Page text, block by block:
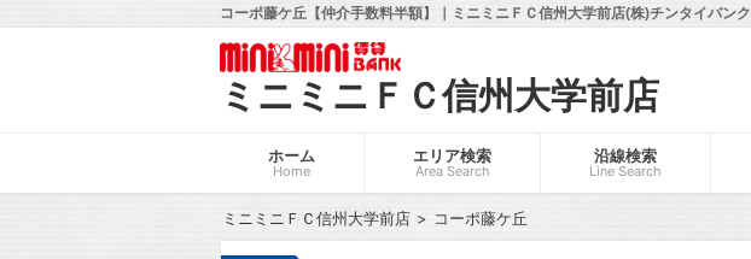
コーポ藤ケ丘【仲介手数料半額】｜ミニミニＦＣ信州大学前店(株)チンタイバンク
ミニミニＦＣ信州大学前店
ホーム
Home
エリア検索
Area Search
沿線検索
Line Search
ミニミニＦＣ信州大学前店 コーポ藤ケ丘